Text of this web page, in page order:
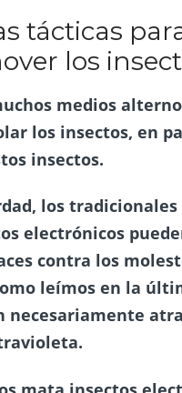
tácticas
los
medios
los insectos, en
insectos.
los
electrónicos
contra los
leímos en la
necesariamente